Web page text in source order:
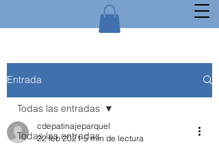
Entrada
Todas las entradas
Todas las entradas
cdepatinajeparquel
22 feb 2021 5 min de lectura